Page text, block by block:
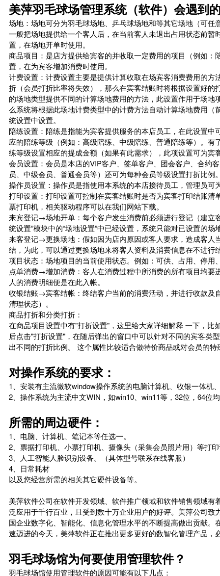
美萍羽毛球场管理系统（软件）会遇到
场地：场地可分为羽毛球场地、乒乓球场地和等其它场地（可
一般把场地提供给一个客人后，在当前客人未退出占用状态前
置，在场地开单时使用。
商品项目：是店方提供给宾客的并收取一定费用的项目（例如
置，在为宾客增加消费时使用。
计费设置：计费设置主要是提供计算收取在场宾客消费费用的
折（会员打折比率将失效），那么在宾客结账时将根据设置好
的场地类型提供不同的计算场地费用的方法，此设置作用于场
么系统将根据此场地计费类型中的计费方法自动计算场地费用
统设置中设置。
陪练设置：陪练是指能为宾客提供服务的本店员工，在此设置
应的陪练等级（例如：高级陪练、中级陪练、普通陪练等）。
练等级设置相应的提成金额（如果有此需求），此项设置可为宾
会员设置：会员是本店的VIP客户、签单客户、团会客户、合约
员、中级会员、普通会员等）还可为每种会员等级设置打折比例
操作员设置：操作员是指使用本系统的本店接待员工，管理员可
打印设置：打印设置可控制在宾客结账时是否为宾客打印结账
票打印机，相关驱动程序可以在我们网站下载。
来宾登记→场地开单：每个客户发生消费前必须进行登记（建立
统设置”模块中的“场地设置”中已经设置，系统只能对已设置的场
来客登记→更换场地：假如因为店内原因或客人要求，造成客人
结，为此，可以通过更换场地来将客人资料及消费信息在不进
项目状态：场地项目的当前使用状态。例如：可供、占用、停用
点单消费→增加消费：客人在消费过程中所消费的所有项目均
人的消费明细便是在此入帐。
收银结账→宾客结帐：终结客户当前的消费活动，并进行收款及
清理状态）。
商品打折和分类打折：
在商品项目设置中有"打折设置"，这里给大家详细解释 一下，
后点击"打折设置"，在随后弹出的窗口中可以针对不同的宾客类
出不同的打折比例。 这个属性比较适合做特价商品或对会员的特
对操作系统的要求：
1、安装有主流微软window操作系统的电脑计算机、收银一体机
2、操作系统为主流中文WIN，如win10、win11等，32位，64位
所需的周边硬件：
1、电脑、计算机、笔记本等任选一。
2、票据打印机、小票打印机、摄像头（采集会员照片用）等打
3、人工智能人脸识别设备。（具体型号联系在线客服）
4、日常耗材
以及您经营所需的相关其它硬件设备等。
美萍软件公司在软件开发领域、软件推广领域和软件销售领域
泛应用于千行百业，且受到数十万企业用户的好评。美萍公司
国企业数字化、智能化、信息化管理水平的不断提高做出贡献
速迈进的今天，美萍软件正在推出更多更好的数智化管理产品
羽毛球场馆为何要使用管理软件？
羽毛球场馆使用管理软件的原因可能有以下几点：